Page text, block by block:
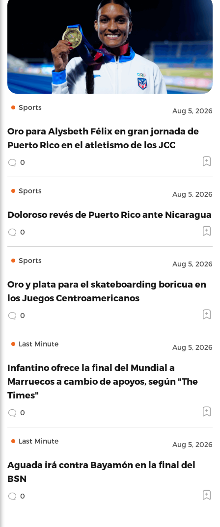
Sports Aug 5, 2026
Oro para Alysbeth Félix en gran jornada de
Puerto Rico en el atletismo de los JCC
0
Sports Aug 5, 2026
Doloroso revés de Puerto Rico ante Nicaragua
0
Sports Aug 5, 2026
Oro y plata para el skateboarding boricua en
los Juegos Centroamericanos
0
Last Minute Aug 5, 2026
Infantino ofrece la final del Mundial a
Marruecos a cambio de apoyos, según "The
Times"
0
Last Minute Aug 5, 2026
Aguada irá contra Bayamón en la final del
BSN
0